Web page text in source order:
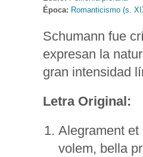
Época: Romanticismo (s.
Schumann fue
expresan la
gran intensidad
Letra Original:
Alegrament
volem, bella